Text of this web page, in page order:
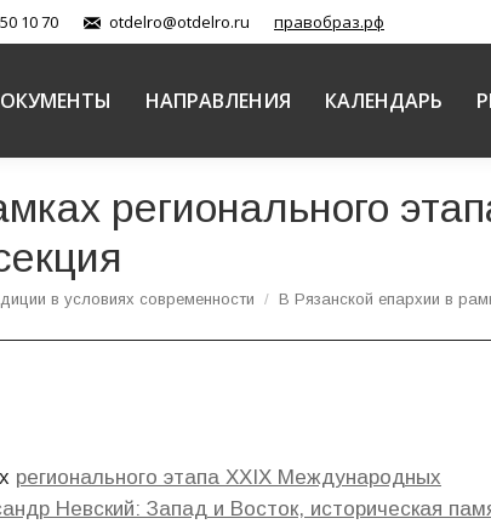
10 70 otdelro@otdelro.ru правобраз.рф
НАПРАВЛЕНИЯ КАЛЕНДАРЬ
регионального
в условиях современности В Рязанской епархии в
регионального этапа XXIХ Международных
Невский: Запад и Восток, историческая